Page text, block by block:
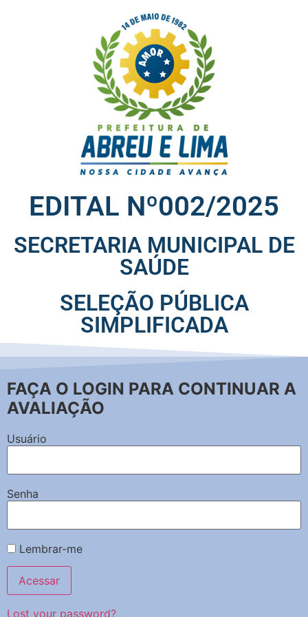
EDITAL Nº002/2025
SECRETARIA MUNICIPAL DE
SAÚDE
SELEÇÃO PÚBLICA
SIMPLIFICADA
FAÇA O LOGIN PARA CONTINUAR A
AVALIAÇÃO
Usuário
Senha
Lembrar-me
Lost your password?